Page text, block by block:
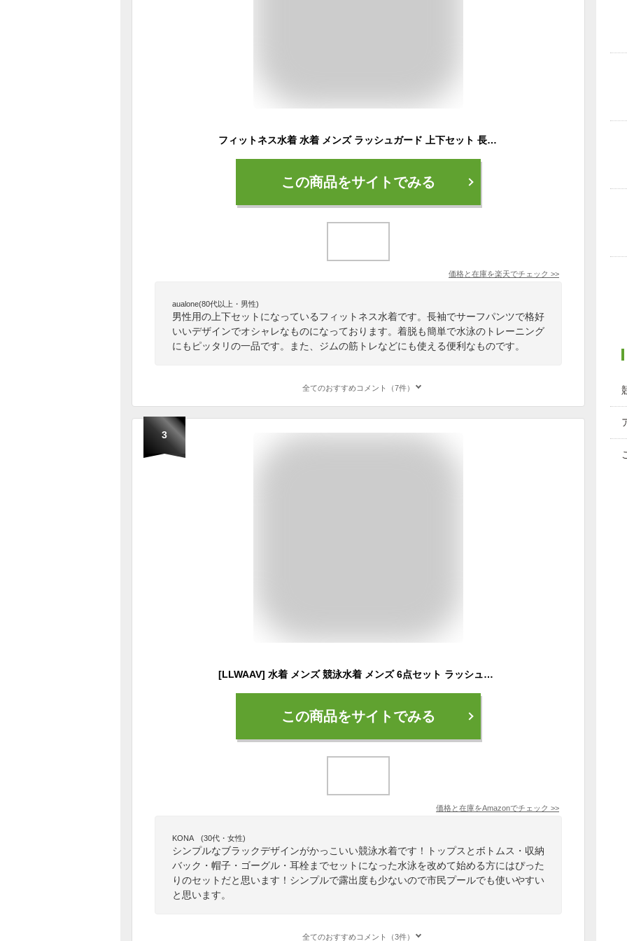
フィットネス水着 水着 メンズ ラッシュガード 上下セット 長袖 サーフパンツ フィットネス水着 おしゃれ 日焼け防止 スポーツ スイムウェア 練習用 競泳水着 海パンツ ジム 水泳 かっこいい 着脱簡単 ブランド 大人 水陸両用 フィットネス メンズ M/L/LL
この商品をサイトでみる
価格と在庫を楽天でチェック >>
aualone(80代以上・男性)
男性用の上下セットになっているフィットネス水着です。長袖でサーフパンツで格好
いいデザインでオシャレなものになっております。着脱も簡単で水泳のトレーニング
にもピッタリの一品です。また、ジムの筋トレなどにも使える便利なものです。
全てのおすすめコメント（7件）
3
[LLWAAV] 水着 メンズ 競泳水着 メンズ 6点セット ラッシュガード メンズ 半袖 競泳用水着 フィットネス 男性水着 UVカット 通気性 快適 吸汗 速乾柔らかい肌触り メンズ スイムウェア 水泳パンツ 上下セット (6点セット-QSF974, 2XL)
この商品をサイトでみる
価格と在庫をAmazonでチェック >>
KONA (30代・女性)
シンプルなブラックデザインがかっこいい競泳水着です！トップスとボトムス・収納
バック・帽子・ゴーグル・耳栓までセットになった水泳を改めて始める方にはぴった
りのセットだと思います！シンプルで露出度も少ないので市民プールでも使いやすい
と思います。
全てのおすすめコメント（3件）